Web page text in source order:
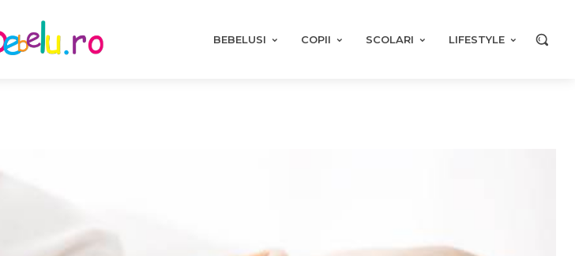
BEBELUSI COPII SCOLARI LIFESTYLE